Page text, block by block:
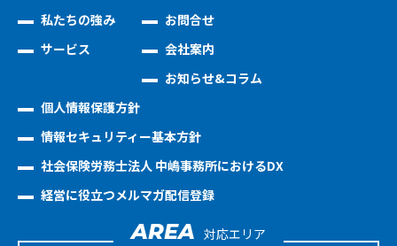
私たちの強み
サービス
お問合せ
会社案内
お知らせ&コラム
個人情報保護方針
情報セキュリティー基本方針
社会保険労務士法人 中嶋事務所におけるDX
経営に役立つメルマガ配信登録
AREA 対応エリア